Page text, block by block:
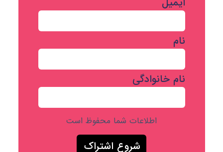
نام
نام خانوادگی
اطلاعات شما محفوظ است